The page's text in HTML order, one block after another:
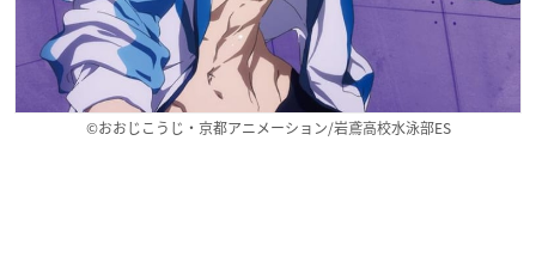
©おおじこうじ・京都アニメーション/岩鳶高校水泳部ES